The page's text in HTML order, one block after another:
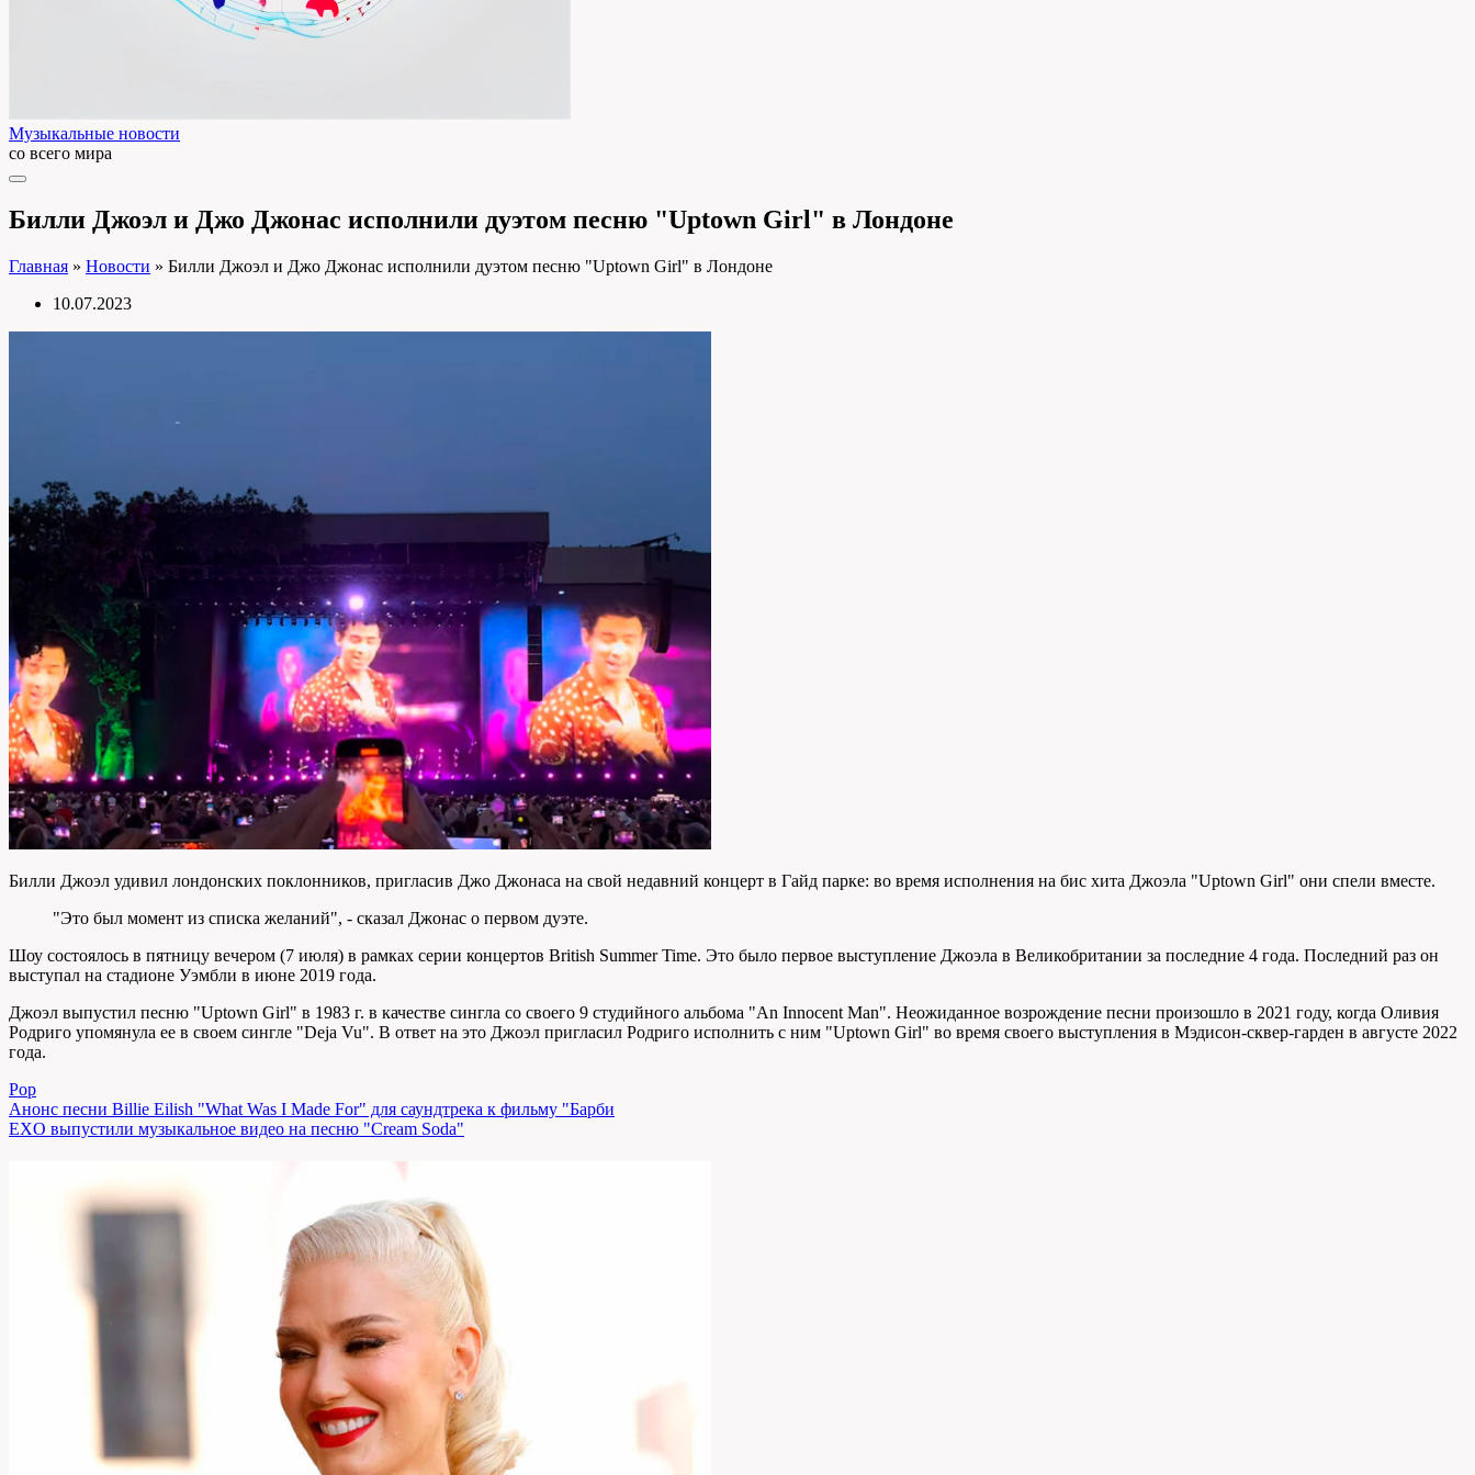
Музыкальные новости
со всего мира
Билли Джоэл и Джо Джонас исполнили дуэтом песню "Uptown Girl" в Лондоне
Главная » Новости » Билли Джоэл и Джо Джонас исполнили дуэтом песню "Uptown Girl" в Лондоне
10.07.2023
Билли Джоэл удивил лондонских поклонников, пригласив Джо Джонаса на свой недавний концерт в Гайд парке: во время исполнения на бис хита Джоэла "Uptown Girl" они спели вместе.
"Это был момент из списка желаний", - сказал Джонас о первом дуэте.
Шоу состоялось в пятницу вечером (7 июля) в рамках серии концертов British Summer Time. Это было первое выступление Джоэла в Великобритании за последние 4 года. Последний раз он
выступал на стадионе Уэмбли в июне 2019 года.
Джоэл выпустил песню "Uptown Girl" в 1983 г. в качестве сингла со своего 9 студийного альбома "An Innocent Man". Неожиданное возрождение песни произошло в 2021 году, когда Оливия
Родриго упомянула ее в своем сингле "Deja Vu". В ответ на это Джоэл пригласил Родриго исполнить с ним "Uptown Girl" во время своего выступления в Мэдисон-сквер-гарден в августе 2022
года.
Pop
Навигация
по
Анонс песни Billie Eilish "What Was I Made For" для саундтрека к фильму "Барби
EXO выпустили музыкальное видео на песню "Cream Soda"